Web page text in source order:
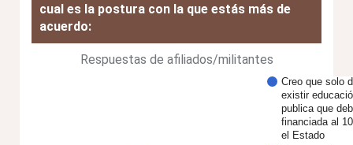
cual es la postura con la que estás más de
acuerdo:
Respuestas de afiliados/militantes
Creo que solo
existir
publica que
financiada al
el Estado